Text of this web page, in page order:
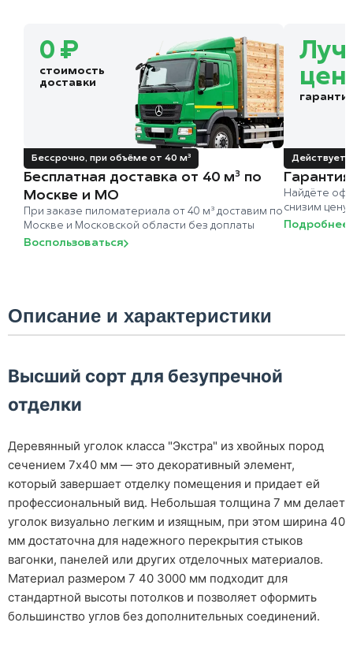
0 ₽
стоимость
доставки
Бессрочно, при объёме от 40 м³
Бесплатная доставка от 40 м³ по
Москве и МО
При заказе пиломатериала от 40 м³ доставим по
Москве и Московской области без доплаты
Воспользоваться
Действует
Найдёте
снизим
Подробнее
Описание и характеристики
Высший сорт для безупречной
отделки
Деревянный уголок класса "Экстра" из хвойных пород
сечением 7х40 мм — это декоративный элемент,
который завершает отделку помещения и придает ей
профессиональный вид. Небольшая толщина 7 мм делает
уголок визуально легким и изящным, при этом ширина 40
мм достаточна для надежного перекрытия стыков
вагонки, панелей или других отделочных материалов.
Материал размером 7 40 3000 мм подходит для
стандартной высоты потолков и позволяет оформить
большинство углов без дополнительных соединений.